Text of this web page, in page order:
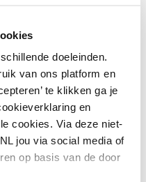
doeleinden.
van ons platform en
te klikken ga je
en
cookies. Via deze niet-
jou via social media of
op basis van de door
makkelijkste
chippen
claimt twee
eigen baan: 'Ik heb
dat niet'
Nieuws